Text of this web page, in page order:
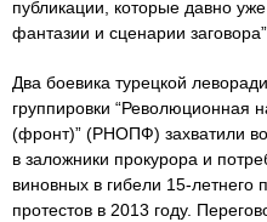
публикации, которые давно
фантазии и сценарии
Два боевика турецкой
группировки “Революционная
(фронт)” (РНОПФ) захватили
в заложники прокурора и
виновных в гибели 15-летнего
протестов в 2013 году.